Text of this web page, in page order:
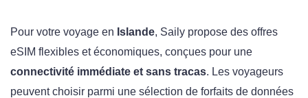
Pour votre voyage en Islande, Saily propose des offres
eSIM flexibles et économiques, conçues pour une
connectivité immédiate et sans tracas. Les voyageurs
peuvent choisir parmi une sélection de forfaits de données